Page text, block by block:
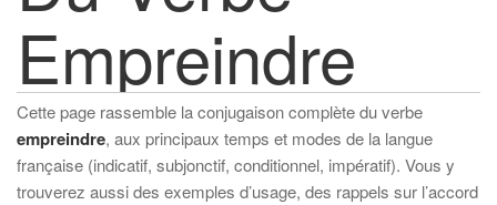
Empreindre
Cette page rassemble la conjugaison complète du verbe
empreindre, aux principaux temps et modes de la langue
française (indicatif, subjonctif, conditionnel, impératif). Vous y
trouverez aussi des exemples d’usage, des rappels sur l’accord